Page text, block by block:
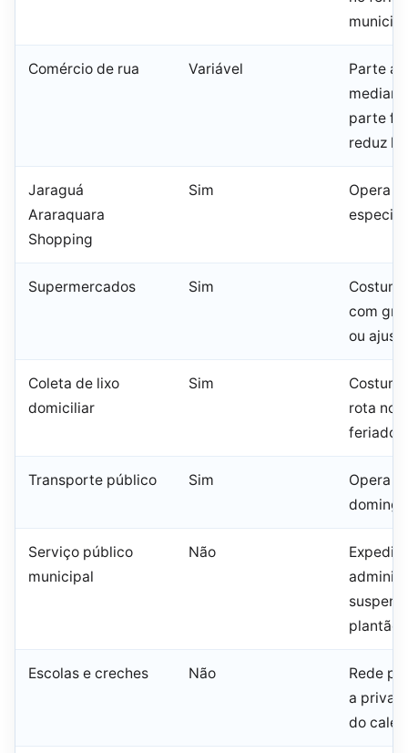
Comércio de rua Variável
Parte
parte
reduz
Jaraguá
Araraquara
Shopping
Sim
Opera
Supermercados Sim
com
ou
Coleta de lixo
domiciliar
Sim
rota
feriado
Transporte público Sim
Opera
Serviço público
municipal
Não
plantão
Escolas e creches Não
Rede
a
do